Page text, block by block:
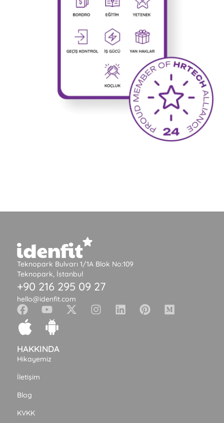
Teknopark Bulvarı 1/1A Blok No:109
Teknopark, İstanbul
+90 216 295 09 27
hello@idenfit.com
HAKKINDA
Hikayemiz
İletişim
Blog
KVKK